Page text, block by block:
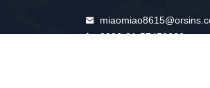
0086-21-57450666